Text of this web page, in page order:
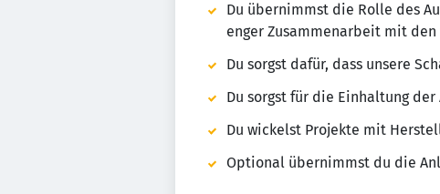
Du übernimmst die Rolle des
enger Zusammenarbeit mit
Du sorgst dafür, dass unsere
Du sorgst für die Einhaltung
Du wickelst Projekte mit
Optional übernimmst du die